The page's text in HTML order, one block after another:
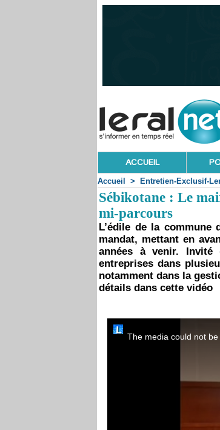
ACCUEIL
Accueil > Entretien-Exclusif-
Sébikotane : Le
mi-parcours
L’édile de la commune
mandat, mettant en
années à venir.
entreprises dans
notamment dans la
détails dans cette vidéo